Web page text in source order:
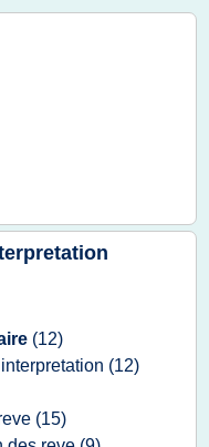
(12)
interpretation (12)
(15)